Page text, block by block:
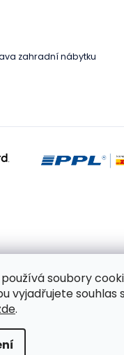
soubory
vyjadřujete souhlas
.
zahradní nábytku